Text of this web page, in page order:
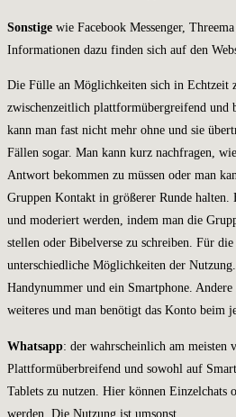
Sonstige wie Facebook Messenger,
Informationen dazu finden sich auf den
Die Fülle an Möglichkeiten sich in Echtzeit
zwischenzeitlich plattformübergreifend und
kann man fast nicht mehr ohne und sie
Fällen sogar. Man kann kurz nachfragen,
Antwort bekommen zu müssen oder man
Gruppen Kontakt in größerer Runde halten.
und moderiert werden, indem man die
stellen oder Bibelverse zu schreiben. Für
unterschiedliche Möglichkeiten der
Handynummer und ein Smartphone.
weiteres und man benötigt das Konto beim
Whatsapp: der wahrscheinlich am meisten
Plattformüberbreifend und sowohl auf
Tablets zu nutzen. Hier können Einzelchats
werden. Die Nutzung ist umsonst.